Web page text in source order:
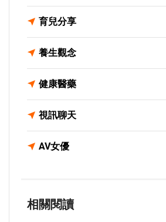
育兒分享
養生觀念
健康醫藥
視訊聊天
AV女優
相關閱讀